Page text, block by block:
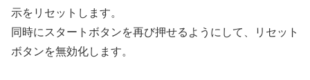
示をリセットします。
同時にスタートボタンを再び押せるようにして、リセット
ボタンを無効化します。